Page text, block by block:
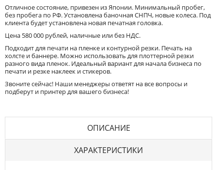
Отличное состояние, привезен из Японии. Минимальный пробег,
без пробега по РФ. Установлена баночная СНПЧ, новые колеса. Под
клиента будет установлена новая печатная головка.
Цена 580 000 рублей, наличные или без НДС.
Подходит для печати на пленке и контурной резки. Печать на
холсте и баннере. Можно использовать для плоттерной резки
разного вида пленок. Идеальный вариант для начала бизнеса по
печати и резке наклеек и стикеров.
Звоните сейчас! Наши менеджеры ответят на все вопросы и
подберут и принтер для вашего бизнеса!
ОПИСАНИЕ
ХАРАКТЕРИСТИКИ